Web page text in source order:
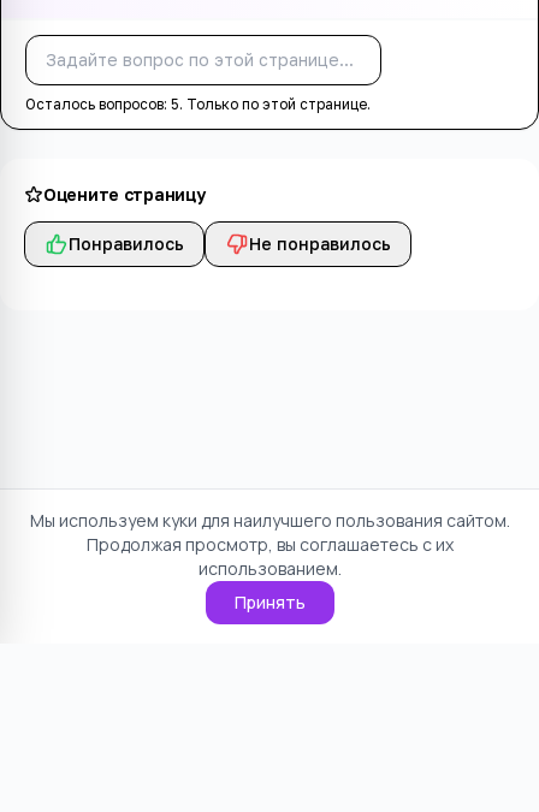
Осталось вопросов: 5. Только по этой странице.
Оцените страницу
Понравилось Не понравилось
Мы используем куки для наилучшего пользования сайтом.
Продолжая просмотр, вы соглашаетесь с их
использованием.
Принять